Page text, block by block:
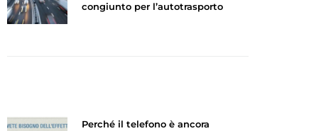
congiunto per l’autotrasporto
Perché il telefono è ancora